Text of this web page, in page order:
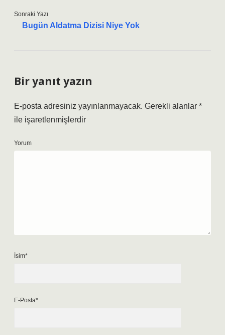
Sonraki Yazı
Bugün Aldatma Dizisi Niye Yok
Bir yanıt yazın
E-posta adresiniz yayınlanmayacak. Gerekli alanlar *
ile işaretlenmişlerdir
Yorum
İsim*
E-Posta*